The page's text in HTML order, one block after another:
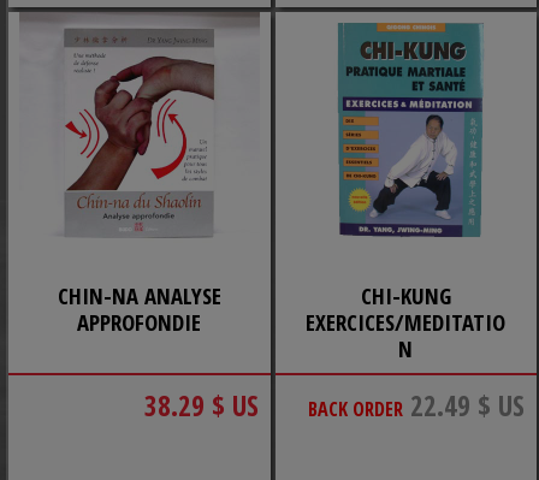
CHIN-NA ANALYSE
APPROFONDIE
38.29 $ US
CHI-KUNG
EXERCICES/MEDITATIO
N
BACK ORDER 22.49 $ US